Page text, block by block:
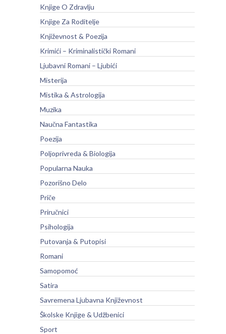
Knjige O Zdravlju
Knjige Za Roditelje
Književnost & Poezija
Krimići – Kriminalistički Romani
Ljubavni Romani – Ljubići
Misterija
Mistika & Astrologija
Muzika
Naučna Fantastika
Poezija
Poljoprivreda & Biologija
Popularna Nauka
Pozorišno Delo
Priče
Priručnici
Psihologija
Putovanja & Putopisi
Romani
Samopomoć
Satira
Savremena Ljubavna Književnost
Školske Knjige & Udžbenici
Sport